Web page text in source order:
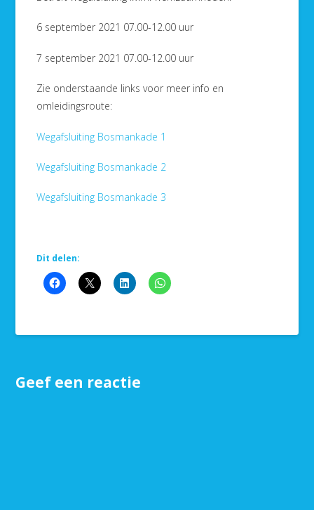
6 september 2021 07.00-12.00 uur
7 september 2021 07.00-12.00 uur
Zie onderstaande links voor meer info en
omleidingsroute:
Wegafsluiting Bosmankade 1
Wegafsluiting Bosmankade 2
Wegafsluiting Bosmankade 3
Dit delen:
Geef een reactie